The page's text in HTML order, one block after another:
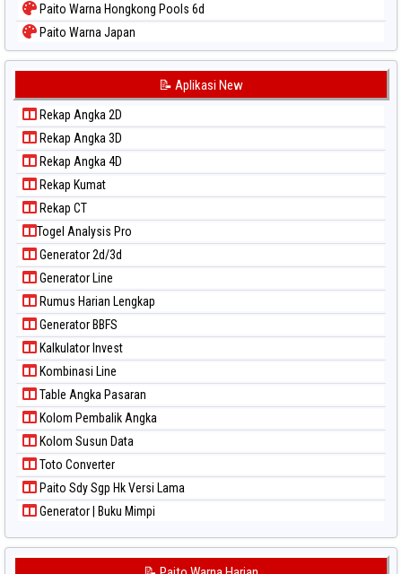
Paito Warna Hongkong Pools 6d
Paito Warna Japan
Paito Warna Japan 6d
Paito Warna Kuda Lari
Paito Warna Magnum Cambodia
Paito Warna Nagoya
Paito Warna New York Midday
Paito Warna North Carolina Day
Paito Warna Pcso
Paito Warna Pennsylvania Day
Paito Warna Sao Paulo
Paito Warna Singapore
Paito Warna Sydney
Paito Warna Sydney Lottery
Paito Warna Sydney Lottery 6d
Paito Warna Sydney Lotto
Paito Warna Sydney Pools 6d
Paito Warna Taipei
Paito Warna Taiwan
📝 Aplikasi New
Rekap Angka 2D
Rekap Angka 3D
Rekap Angka 4D
Rekap Kumat
Rekap CT
Togel Analysis Pro
Generator 2d/3d
Generator Line
Rumus Harian Lengkap
Generator BBFS
Kalkulator Invest
Kombinasi Line
Table Angka Pasaran
Kolom Pembalik Angka
Kolom Susun Data
Toto Converter
Paito Sdy Sgp Hk Versi Lama
Generator | Buku Mimpi